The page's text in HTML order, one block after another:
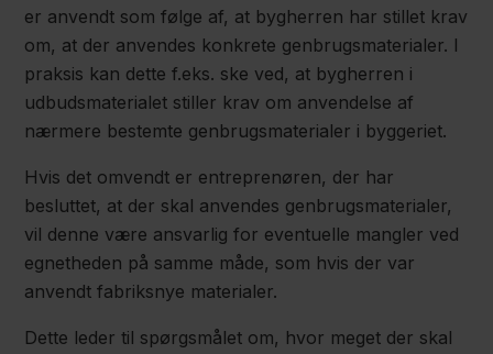
er anvendt som følge af, at bygherren har stillet krav
om, at der anvendes konkrete genbrugsmaterialer. I
praksis kan dette f.eks. ske ved, at bygherren i
udbudsmaterialet stiller krav om anvendelse af
nærmere bestemte genbrugsmaterialer i byggeriet.
Hvis det omvendt er entreprenøren, der har
besluttet, at der skal anvendes genbrugsmaterialer,
vil denne være ansvarlig for eventuelle mangler ved
egnetheden på samme måde, som hvis der var
anvendt fabriksnye materialer.
Dette leder til spørgsmålet om, hvor meget der skal